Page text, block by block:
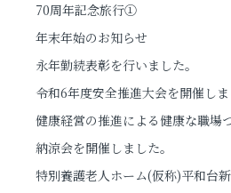
70周年記念旅行①
年末年始のお知らせ
永年勤続表彰を行いました。
令和6年度安全推進大会を開催しま
健康経営の推進による健康な職場
納涼会を開催しました。
特別養護老人ホーム(仮称)平和台